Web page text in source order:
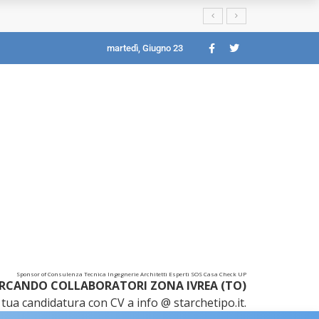
martedì, Giugno 23
Sponsor of Consulenza Tecnica Ingegnerie Architetti Esperti SOS Casa Check UP
COLLABORATORI ZONA IVREA (TO)
candidatura con CV a info @ starchetipo.it.